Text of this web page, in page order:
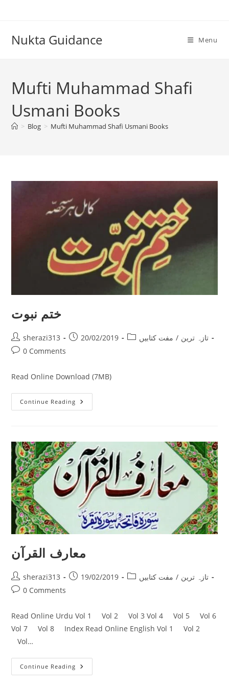
Nukta Guidance Menu
Mufti Muhammad Shafi
Usmani Books
> Blog > Mufti Muhammad Shafi Usmani Books
ختم نبوت
Post
author:
sherazi313
Post20/02/2019
Post
تازہ ترین / مفت کتابیں
Post0 Comments
Read Online Download (7MB)
Continue Reading ختم
نبوت
معارف القرآن
Post
author:
sherazi313
Post19/02/2019
Post
تازہ ترین / مفت کتابیں
Post0 Comments
Read Online Urdu Vol 1 Vol 2 Vol 3 Vol 4 Vol 5 Vol 6
Vol 7 Vol 8 Index Read Online English Vol 1 Vol 2
Vol…
Continue Reading معارف
القرآن